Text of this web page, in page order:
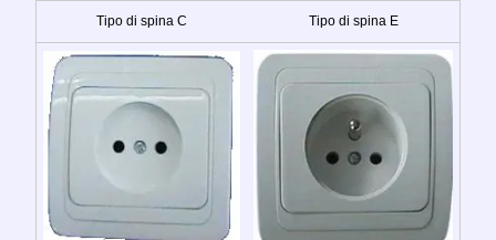
Tipo di spina C Tipo di spina E